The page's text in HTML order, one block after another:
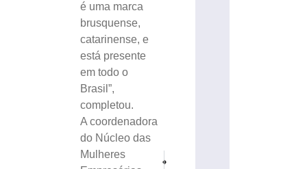
é uma marca
brusquense,
catarinense, e
está presente
em todo o
Brasil”,
completou.
A coordenadora
do Núcleo das
Mulheres